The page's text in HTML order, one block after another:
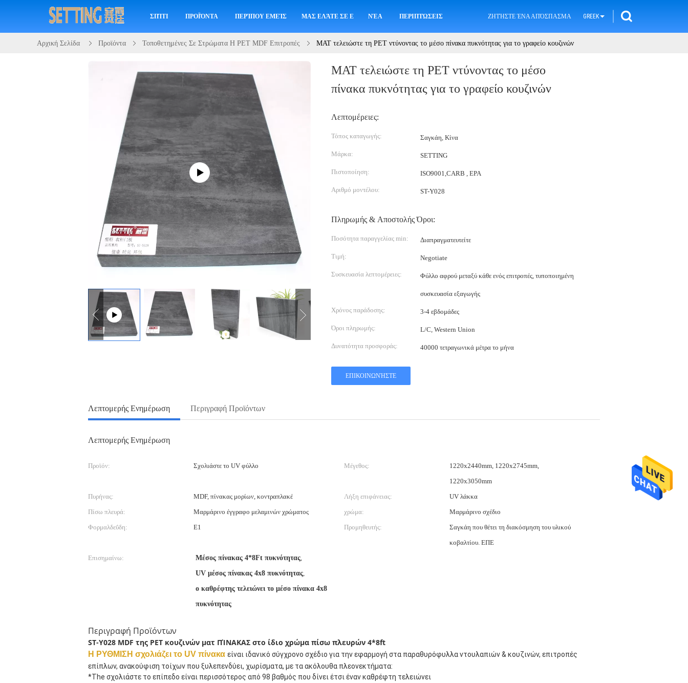
ΣΠΊΤΙ ΠΡΟΪΌΝΤΑ ΠΕΡΊΠΟΥ ΕΜΕΊΣ ΜΑΣ ΕΛΆΤΕ ΣΕ ΕΠΑΦΉ ΜΕ
ΝΈΑ ΠΕΡΙΠΤΏΣΕΙΣ ΖΗΤΉΣΤΕ ΈΝΑ ΑΠΌΣΠΑΣΜΑ GREEK
Αρχική Σελίδα Προϊόντα Τοποθετημένες Σε Στρώματα Η PET MDF Επιτροπές ΜΑΤ τελειώστε τη PET ντύνοντας το μέσο πίνακα πυκνότητας για το γραφείο κουζινών
ΜΑΤ τελειώστε τη PET ντύνοντας το μέσο
πίνακα πυκνότητας για το γραφείο κουζινών
Λεπτομέρειες:
Τόπος καταγωγής: Σαγκάη, Κίνα
Μάρκα: SETTING
Πιστοποίηση: ISO9001,CARB , EPA
Αριθμό μοντέλου: ST-Y028
Πληρωμής & Αποστολής Όροι:
Ποσότητα παραγγελίας min: Διαπραγματευτείτε
Τιμή: Negotiate
Συσκευασία λεπτομέρειες: Φύλλο αφρού μεταξύ κάθε ενός επιτροπές, τυποποιημένη
συσκευασία εξαγωγής
Χρόνος παράδοσης: 3-4 εβδομάδες
Όροι πληρωμής: L/C, Western Union
Δυνατότητα προσφοράς: 40000 τετραγωνικά μέτρα το μήνα
ΕΠΙΚΟΙΝΩΝΉΣΤΕ
Λεπτομερής Ενημέρωση Περιγραφή Προϊόντων
Λεπτομερής Ενημέρωση
Προϊόν: Σχολιάστε το UV φύλλο Μέγεθος:
1220x2440mm, 1220x2745mm,
1220x3050mm
Πυρήνας:
MDF, πίνακας μορίων, κοντραπλακέ Λήξη επιφάνειας:
UV λάκκα
Πίσω πλευρά:
Μαρμάρινο έγγραφο μελαμινών χρώματος χρώμα:
Μαρμάρινο σχέδιο
Φορμαλδεΰδη:
E1 Προμηθευτής:
Σαγκάη που θέτει τη διακόσμηση του υλικού
κοβαλτίου. ΕΠΕ
Επισημαίνω:
Μέσος πίνακας 4*8Ft πυκνότητας,
UV μέσος πίνακας 4x8 πυκνότητας,
ο καθρέφτης τελειώνει το μέσο πίνακα 4x8
πυκνότητας
Περιγραφή Προϊόντων
ST-Y028 MDF της PET κουζινών ματ ΠΊΝΑΚΑΣ στο ίδιο χρώμα πίσω πλευρών 4*8ft
Η ΡΥΘΜΙΣΗ σχολιάζει το UV πίνακα είναι ιδανικό σύγχρονο σχέδιο για την εφαρμογή στα παραθυρόφυλλα ντουλαπιών & κουζινών, επιτροπές
επίπλων, ανακούφιση τοίχων που ξυλεπενδύει, χωρίσματα, με τα ακόλουθα πλεονεκτήματα:
*The σχολιάστε το επίπεδο είναι περισσότερος από 98 βαθμός που δίνει έτσι έναν καθρέφτη τελειώνει